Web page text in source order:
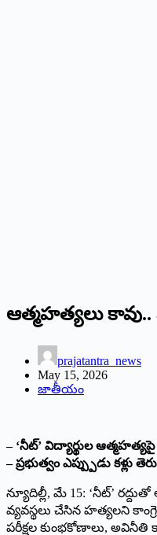
ఆత్మహత్యలు కావు..
prajatantra_news
May 15, 2026
జాతీయం
– ‘నీట్’ విద్యార్థుల
– ప్రభుత్వం ఎప్ప్పుడు కళ్లు
న్యూదిల్లీ, మే 15: ‘నీట్’
వ్యవస్థలు చేసిన హత్యలని
పరీక్షల కుంభకోణాలు, అవినీతి